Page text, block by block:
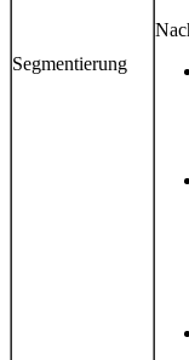
Segmentierung